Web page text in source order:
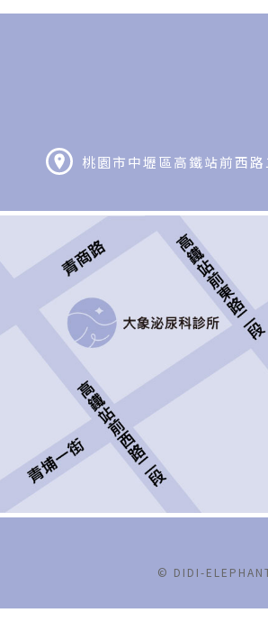
桃園市中壢區高鐵站前西
© DIDI-